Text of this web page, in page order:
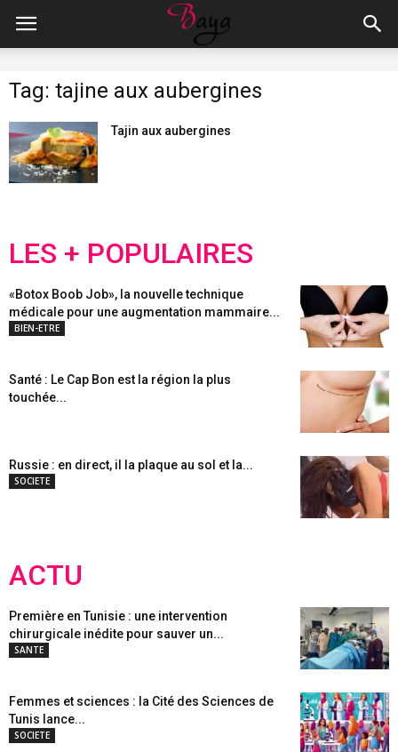
Tag: tajine aux aubergines
Tajin aux aubergines
LES + POPULAIRES
«Botox Boob Job», la nouvelle technique
médicale pour une augmentation mammaire...
BIEN-ETRE
Santé : Le Cap Bon est la région la plus
touchée...
Russie : en direct, il la plaque au sol et la...
SOCIETE
ACTU
Première en Tunisie : une intervention
chirurgicale inédite pour sauver un...
SANTE
Femmes et sciences : la Cité des Sciences de
Tunis lance...
SOCIETE